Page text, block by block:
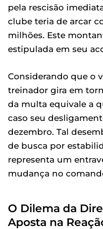
pela rescisão
clube teria de arcar
milhões. Este
estipulada em seu
Considerando que o
treinador gira em
da multa equivale a
caso seu
dezembro. Tal
de busca por
representa um
mudança no
O Dilema da
Aposta na